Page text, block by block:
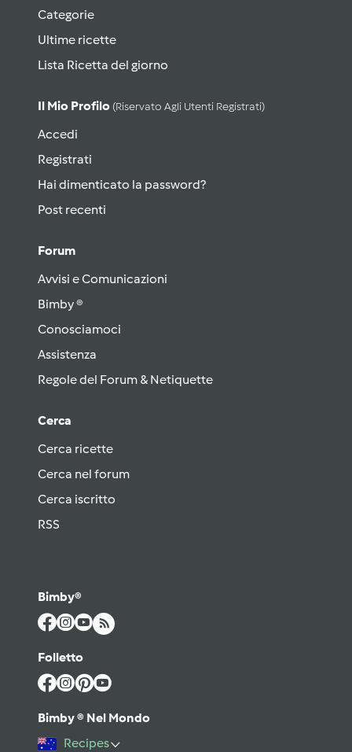
Categorie
Ultime ricette
Lista Ricetta del giorno
Il Mio Profilo (riservato Agli Utenti Registrati)
Accedi
Registrati
Hai dimenticato la password?
Post recenti
Forum
Avvisi e Comunicazioni
Bimby ®
Conosciamoci
Assistenza
Regole del Forum & Netiquette
Cerca
Cerca ricette
Cerca nel forum
Cerca iscritto
RSS
Bimby®
Folletto
Bimby ® Nel Mondo
Recipes